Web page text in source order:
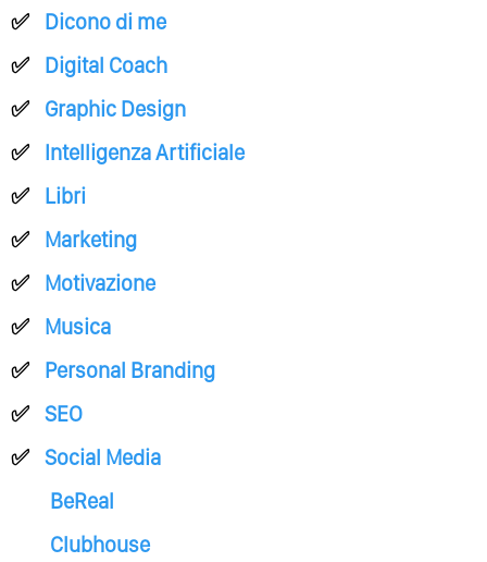
Dicono di me
Digital Coach
Graphic Design
Intelligenza Artificiale
Libri
Marketing
Motivazione
Musica
Personal Branding
SEO
Social Media
BeReal
Clubhouse